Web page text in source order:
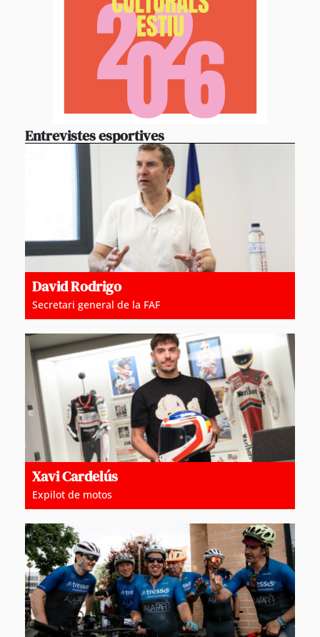
Entrevistes esportives
David Rodrigo
Secretari general de la FAF
Xavi Cardelús
Expilot de motos